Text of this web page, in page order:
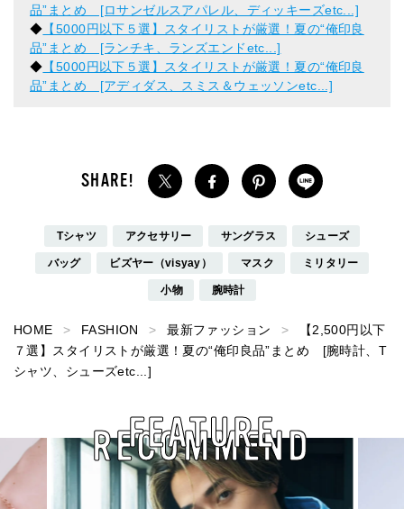
品”まとめ [ロサンゼルスアパレル、ディッキーズetc...]
◆ 【5000円以下５選】スタイリストが厳選！夏の“俺印良
品”まとめ [ランチキ、ランズエンドetc...]
◆ 【5000円以下５選】スタイリストが厳選！夏の“俺印良
品”まとめ [アディダス、スミス＆ウェッソンetc...]
Tシャツ アクセサリー サングラス シューズ
バッグ ビズヤー（visyay） マスク ミリタリー
小物 腕時計
HOME FASHION 最新ファッション
【2,500円以下
７選】スタイリストが厳選！夏の“俺印良品”まとめ [腕時計、T
シャツ、シューズetc...]
RECOMMEND
FEATURE